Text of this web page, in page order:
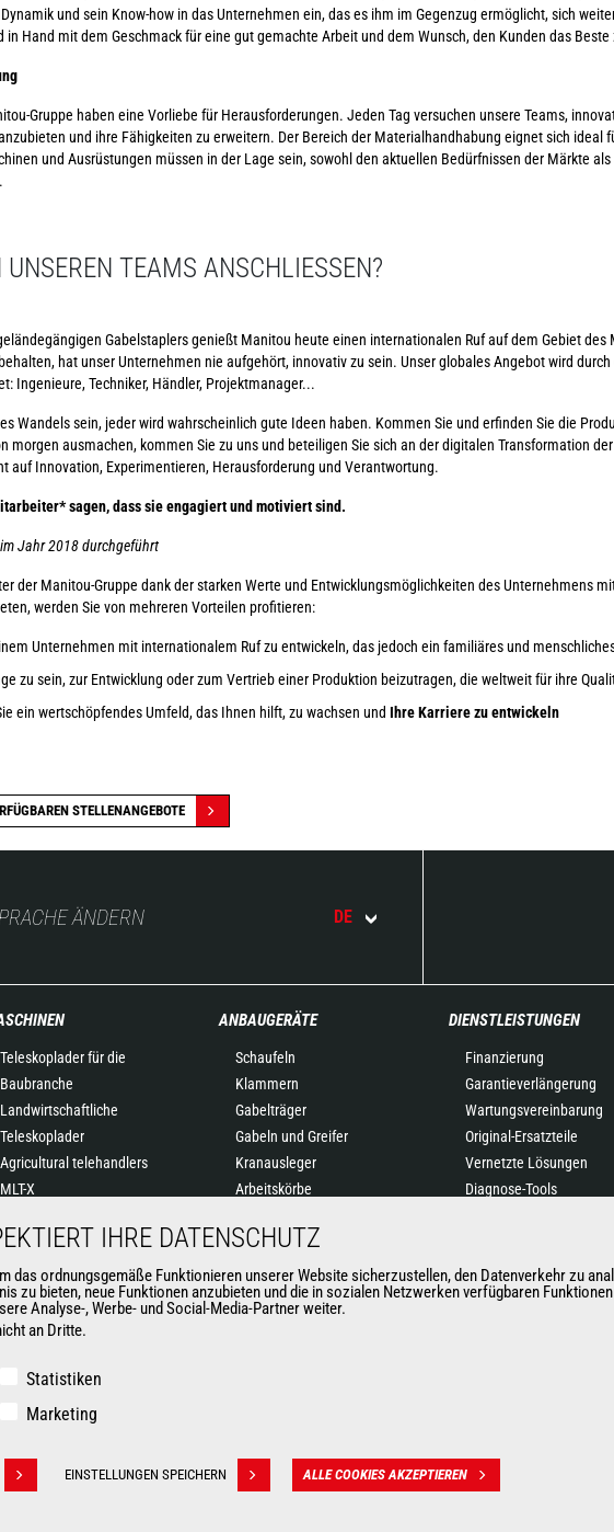
und sein Know-how in das Unternehmen ein, das es ihm im Gegenzug ermöglicht, sich
in Hand mit dem Geschmack für eine gut gemachte Arbeit und dem Wunsch, den Kunden das Beste
Gruppe haben eine Vorliebe für Herausforderungen. Jeden Tag versuchen unsere Teams,
und ihre Fähigkeiten zu erweitern. Der Bereich der Materialhandhabung eignet sich ideal
und Ausrüstungen müssen in der Lage sein, sowohl den aktuellen Bedürfnissen der Märkte
TEAMS ANSCHLIESSEN?
Gabelstaplers genießt Manitou heute einen internationalen Ruf auf dem Gebiet des
hat unser Unternehmen nie aufgehört, innovativ zu sein. Unser globales Angebot wird
Ingenieure, Techniker, Händler, Projektmanager...
Wandels sein, jeder wird wahrscheinlich gute Ideen haben. Kommen Sie und erfinden Sie die
morgen ausmachen, kommen Sie zu uns und beteiligen Sie sich an der digitalen Transformation
auf Innovation, Experimentieren, Herausforderung und Verantwortung.
sagen, dass sie engagiert und motiviert sind.
Jahr 2018 durchgeführt
der Manitou-Gruppe dank der starken Werte und Entwicklungsmöglichkeiten des Unternehmens
werden Sie von mehreren Vorteilen profitieren:
Unternehmen mit internationalem Ruf zu entwickeln, das jedoch ein familiäres und
zu sein, zur Entwicklung oder zum Vertrieb einer Produktion beizutragen, die weltweit für ihre
ein wertschöpfendes Umfeld, das Ihnen hilft, zu wachsen und Ihre Karriere zu entwickeln
STELLENANGEBOTE
ÄNDERN DE
Teleskoplader für die
Baubranche
Landwirtschaftliche
Teleskoplader
Agricultural telehandlers
MLT-X
Knicklader
Hubarbeitsbühnen
Lagertechnik
Mitnahmestapler
Kompaktlader
Automatisierte Lösungen für
ANBAUGERÄTE
Schaufeln
Klammern
Gabelträger
Gabeln und Greifer
Kranausleger
Arbeitskörbe
Kehrmaschinen &
Hochdruckreiniger
Seilwinden
DIENSTLEISTUNGEN
Finanzierung
Garantieverlängerung
Wartungsvereinbarung
Original-Ersatzteile
Vernetzte Lösungen
Diagnose-Tools
IHRE DATENSCHUTZ
das ordnungsgemäße Funktionieren unserer Website sicherzustellen, den Datenverkehr zu
zu bieten, neue Funktionen anzubieten und die in sozialen Netzwerken verfügbaren
Analyse-, Werbe- und Social-Media-Partner weiter.
an Dritte.
Statistiken
Marketing
EINSTELLUNGEN SPEICHERN ALLE COOKIES AKZEPTIEREN